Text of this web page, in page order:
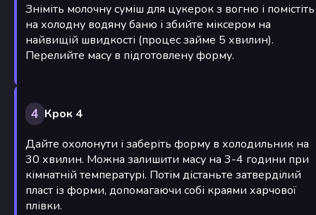
Зніміть молочну суміш для цукерок з вогню і помістіть
на холодну водяну баню і збийте міксером на
найвищій швидкості (процес займе 5 хвилин).
Перелийте масу в підготовлену форму.
4 Крок 4
Дайте охолонути і заберіть форму в холодильник на
30 хвилин. Можна залишити масу на 3-4 години при
кімнатній температурі. Потім дістаньте затверділий
пласт із форми, допомагаючи собі краями харчової
плівки.